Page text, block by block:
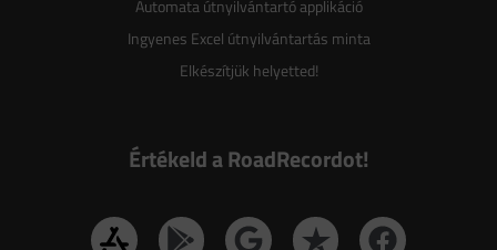
Automata útnyilvántartó applikáció
Ingyenes Excel útnyilvántartás minta
Elkészítjük helyetted!
Értékeld a RoadRecordot!